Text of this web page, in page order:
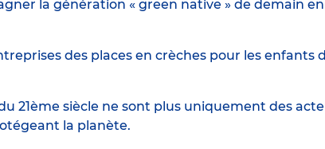
la génération « green native » de demain
des places en crèches pour les enfants
21ème siècle ne sont plus uniquement des
la planète.